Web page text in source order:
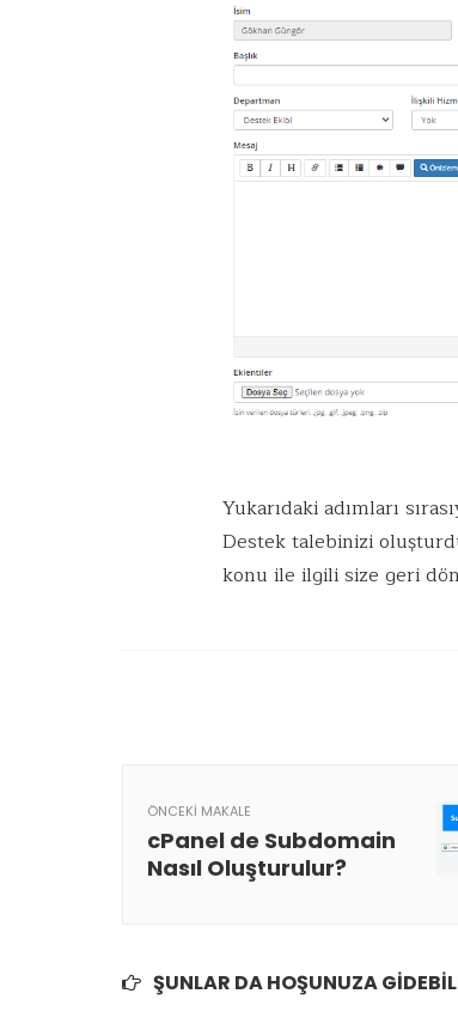
Yukarıdaki adımları
Destek talebinizi
konu ile ilgili size geri
ÖNCEKI MAKALE
cPanel de Subdomain
Nasıl Oluşturulur?
ŞUNLAR DA HOŞUNUZA